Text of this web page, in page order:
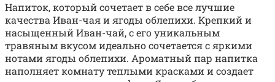
Напиток, который сочетает в себе все лучшие
качества Иван-чая и ягоды облепихи. Крепкий и
насыщенный Иван-чай, с его уникальным
травяным вкусом идеально сочетается с яркими
нотами ягоды облепихи. Ароматный пар напитка
наполняет комнату теплыми красками и создает